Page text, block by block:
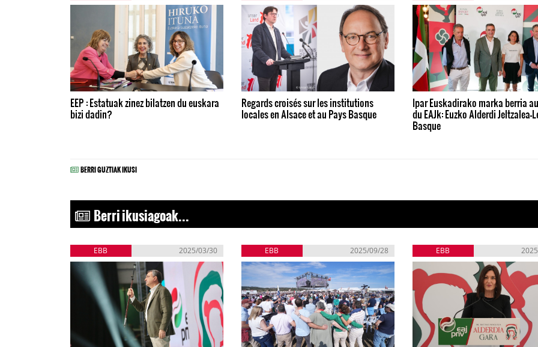
EEP : Estatuak zinez bilatzen du euskara
bizi dadin?
Regards croisés sur les institutions
locales en Alsace et au Pays Basque
Ipar Euskadirako marka berria
du EAJk: Euzko Alderdi Jeltzalea-
Basque
BERRI GUZTIAK IKUSI
Berri ikusiagoak...
EBB 2025/03/30 EBB 2025/09/28 EBB